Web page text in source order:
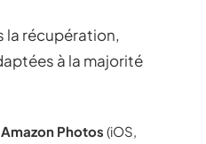
la récupération,
à la majorité
Photos (iOS,